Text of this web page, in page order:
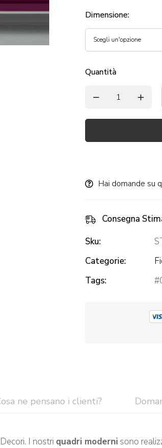
Dimensione:
Quantità
Hai domande su
Consegna
Sku:
Categorie:
Tags:
ne pensano i clienti?
I nostri quadri moderni sono